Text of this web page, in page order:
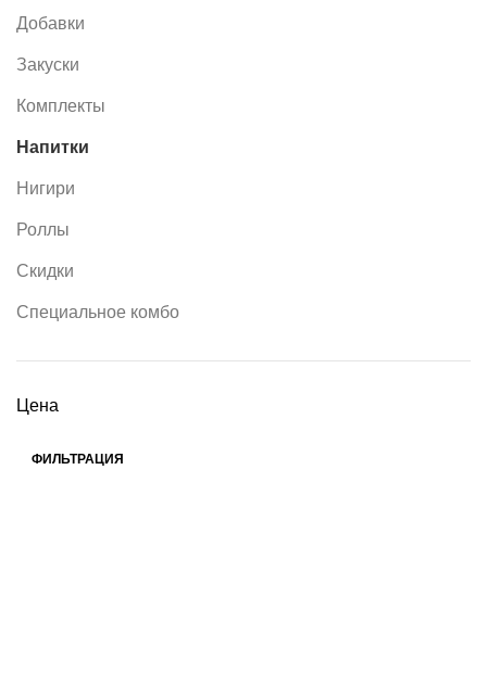
Добавки
Закуски
Комплекты
Напитки
Нигири
Роллы
Скидки
Специальное комбо
Цена
ФИЛЬТРАЦИЯ